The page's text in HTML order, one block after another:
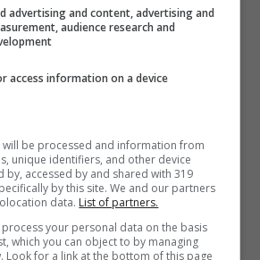
Il provvedimento intende
il coordinamento con le
e le altre
e paesaggistici.
dell’edilizia ha come
di semplificare la
advertising and content, advertising and
audience research and
access information on a device
be processed and information from
unique identifiers, and other device
by, accessed by and shared with 319
by this site. We and our partners
data. List of partners.
your personal data on the basis
which you can object to by managing
Look for a link at the bottom of this page